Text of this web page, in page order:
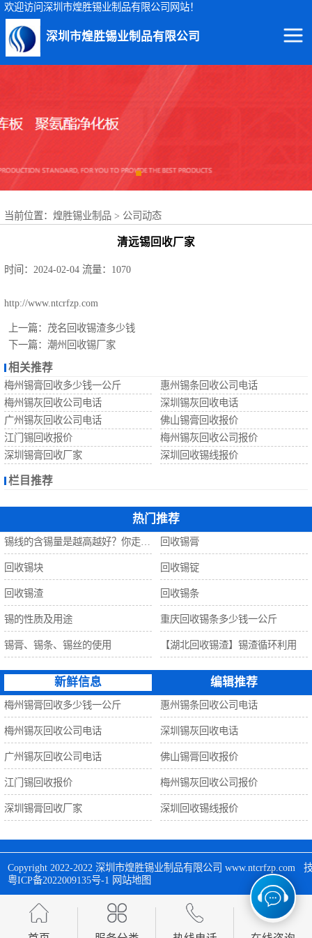
欢迎访问深圳市煌胜锡业制品有限公司网站！
深圳市煌胜锡业制品有限公司
当前位置： 煌胜锡业制品 > 公司动态
清远锡回收厂家
时间：2024-02-04 流量：1070
http://www.ntcrfzp.com
上一篇： 茂名回收锡渣多少钱
下一篇： 潮州回收锡厂家
相关推荐
梅州锡膏回收多少钱一公斤
惠州锡条回收公司电话
梅州锡灰回收公司电话
深圳锡灰回收电话
广州锡灰回收公司电话
佛山锡膏回收报价
江门锡回收报价
梅州锡灰回收公司报价
深圳锡膏回收厂家
深圳回收锡线报价
栏目推荐
热门推荐
回收锡膏
回收锡块 回收锡锭
回收锡渣 回收锡条
锡的性质及用途 重庆回收锡条多少钱一公斤
锡膏、锡条、锡丝的使用 【湖北回收锡渣】锡渣循环利用
新鲜信息 编辑推荐
梅州锡膏回收多少钱一公斤 惠州锡条回收公司电话
梅州锡灰回收公司电话 深圳锡灰回收电话
广州锡灰回收公司电话 佛山锡膏回收报价
江门锡回收报价 梅州锡灰回收公司报价
深圳锡膏回收厂家 深圳回收锡线报价
Copyright 2022-2022 深圳市煌胜锡业制品有限公司 www.ntcrfzp.com
粤ICP备2022009135号-1 网站地图
回收锡条
回收锡膏
回收锡锭
回收锡珠
回收锡